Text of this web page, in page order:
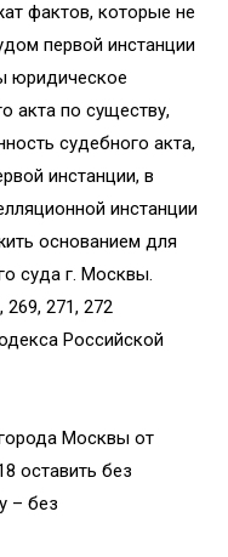
фактов, которые не
первой инстанции
юридическое
акта по существу,
судебного акта,
инстанции, в
инстанции
основанием для
суда г. Москвы.
269, 271, 272
Российской
Москвы от
оставить без
– без